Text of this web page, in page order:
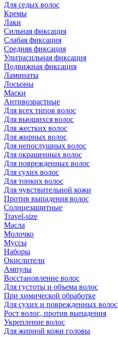
Для седых волос
Кремы
Лаки
Сильная фиксация
Слабая фиксация
Средняя фиксация
Ультрасильная фиксация
Подвижная фиксация
Ламинаты
Лосьоны
Маски
Антивозрастные
Для всех типов волос
Для вьющихся волос
Для жестких волос
Для жирных волос
Для непослушных волос
Для окрашенных волос
Для поврежденных волос
Для сухих волос
Для тонких волос
Для чувствительной кожи
Против выпадения волос
Солнцезащитные
Travel-size
Масла
Молочко
Муссы
Наборы
Окислители
Ампулы
Восстановление волос
Для густоты и объема волос
При химической обработке
Для сухих и поврежденных волос
Рост волос, против выпадения
Укрепление волос
Для жирной кожи головы